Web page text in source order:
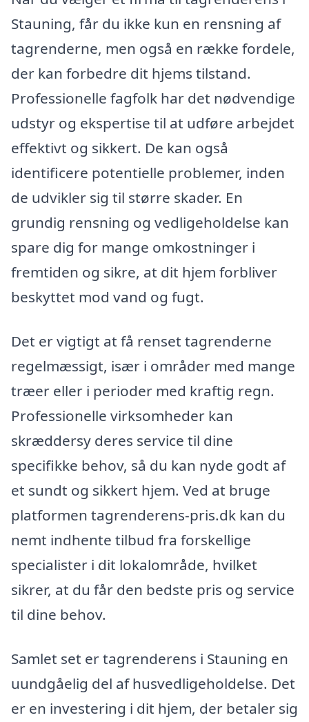
Stauning, får du ikke kun en rensning af
tagrenderne, men også en række fordele,
der kan forbedre dit hjems tilstand.
Professionelle fagfolk har det nødvendige
udstyr og ekspertise til at udføre arbejdet
effektivt og sikkert. De kan også
identificere potentielle problemer, inden
de udvikler sig til større skader. En
grundig rensning og vedligeholdelse kan
spare dig for mange omkostninger i
fremtiden og sikre, at dit hjem forbliver
beskyttet mod vand og fugt.
Det er vigtigt at få renset tagrenderne
regelmæssigt, især i områder med mange
træer eller i perioder med kraftig regn.
Professionelle virksomheder kan
skræddersy deres service til dine
specifikke behov, så du kan nyde godt af
et sundt og sikkert hjem. Ved at bruge
platformen tagrenderens-pris.dk kan du
nemt indhente tilbud fra forskellige
specialister i dit lokalområde, hvilket
sikrer, at du får den bedste pris og service
til dine behov.
Samlet set er tagrenderens i Stauning en
uundgåelig del af husvedligeholdelse. Det
er en investering i dit hjem, der betaler sig